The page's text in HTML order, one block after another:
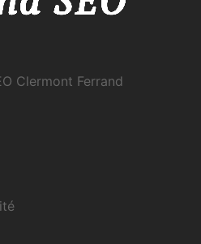
Clermont Ferrand